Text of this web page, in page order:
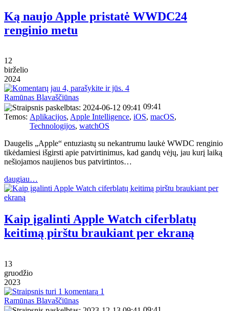
Ką naujo Apple pristatė WWDC24
renginio metu
12
birželio
2024
4
Ramūnas Blavaščiūnas
09:41
Temos: Aplikacijos, Apple Intelligence, iOS, macOS,
Technologijos, watchOS
Daugelis „Apple“ entuziastų su nekantrumu laukė WWDC renginio
tikėdamiesi išgirsti apie patvirtinimus, kad gandų vėjų, jau kurį laiką
nešiojamos naujienos bus patvirtintos…
daugiau…
Kaip įgalinti Apple Watch ciferblatų
keitimą pirštu braukiant per ekraną
13
gruodžio
2023
1
Ramūnas Blavaščiūnas